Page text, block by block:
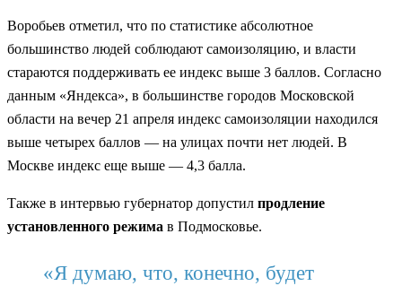
Воробьев отметил, что по статистике абсолютное
большинство людей соблюдают самоизоляцию, и власти
стараются поддерживать ее индекс выше 3 баллов. Согласно
данным «Яндекса», в большинстве городов Московской
области на вечер 21 апреля индекс самоизоляции находился
выше четырех баллов — на улицах почти нет людей. В
Москве индекс еще выше — 4,3 балла.
Также в интервью губернатор допустил продление
установленного режима в Подмосковье.
«Я думаю, что, конечно, будет